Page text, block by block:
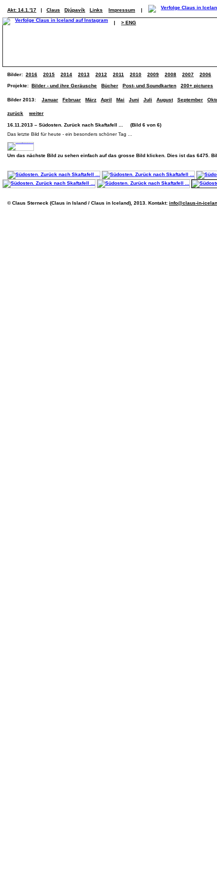
Akt: 14.1.'17 | Claus Djúpavík Links Impressum |
| > ENG
Bilder: 2016 2015 2014 2013 2012 2011 2010 2009 2008 2007 2006
Projekte: Bilder - und ihre Geräusche Bücher Post- und Soundkarten 200+ pictures
Bilder 2013: Januar Februar März April Mai Juni Juli August September
zurück weiter
16.11.2013 – Südosten. Zurück nach Skaftafell ... (Bild 6 von 6)
Das letzte Bild für heute - ein besonders schöner Tag ...
Um das nächste Bild zu sehen einfach auf das grosse Bild klicken. Dies ist das 6475.
© Claus Sterneck (Claus in Island / Claus in Iceland), 2013. Kontakt: info@claus-in-